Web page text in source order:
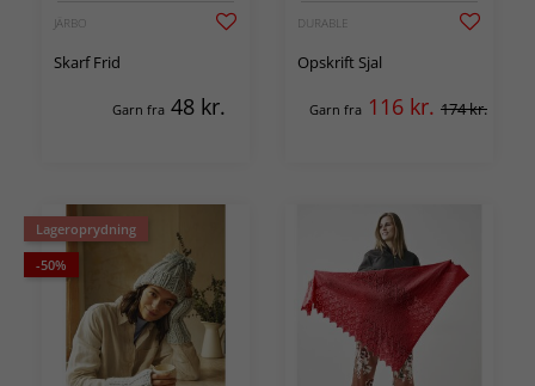
JÄRBO
Skarf Frid
Garn fra 48 kr.
DURABLE
Opskrift Sjal
Garn fra 116 kr. 174 kr.
Lageroprydning
-50%